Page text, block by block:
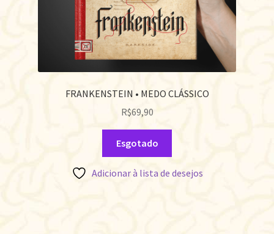
FRANKENSTEIN • MEDO CLÁSSICO
R$69,90
Esgotado
Adicionar à lista de desejos